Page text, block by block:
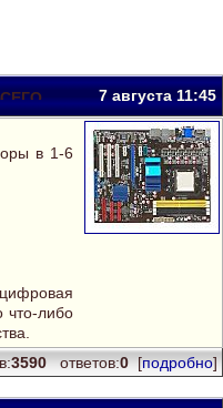
7 августа 11:45
в 1-6
что-либо
3590ответов:0 [подробно]